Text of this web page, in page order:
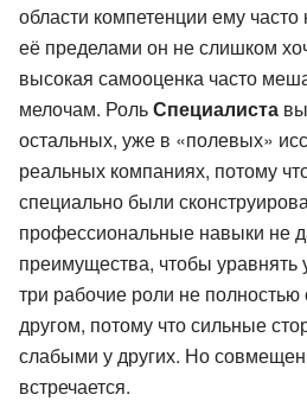
области компетенции ему
её пределами он не слишком
высокая самооценка часто
мелочам. РольСпециалиста
остальных, уже в «полевых»
реальных компаниях, потому
специально были
профессиональные навыки не
преимущества, чтобы уравнять
три рабочие роли не
другом, потому что сильные
слабыми у других. Но
встречается.